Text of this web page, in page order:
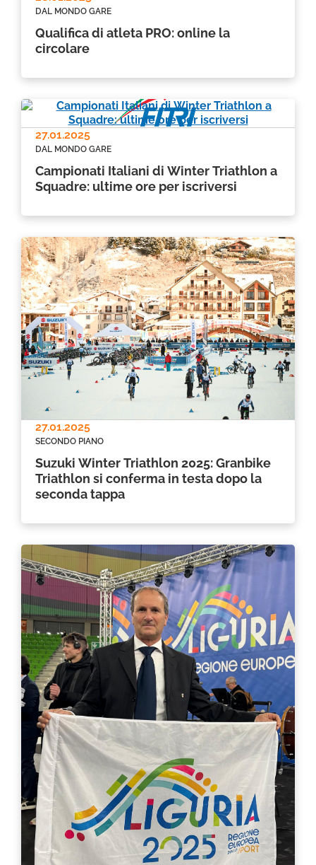
DAL MONDO GARE
Qualifica di atleta PRO: online la
circolare
27.01.2025
DAL MONDO GARE
Campionati Italiani di Winter Triathlon a
Squadre: ultime ore per iscriversi
27.01.2025
SECONDO PIANO
Suzuki Winter Triathlon 2025: Granbike
Triathlon si conferma in testa dopo la
seconda tappa